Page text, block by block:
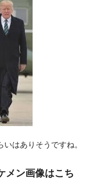
はありそうですね。
メン画像はこち